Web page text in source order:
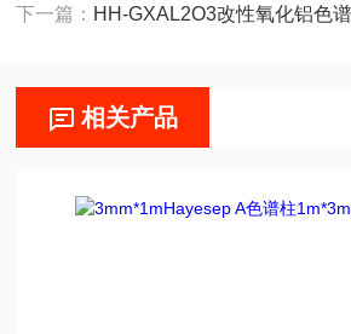
下一篇： HH-GXAL2O3改性氧化铝色
相关产品